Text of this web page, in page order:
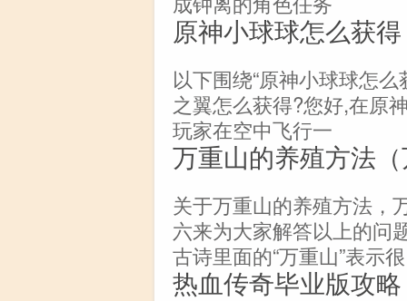
原神小球球怎么获得
以下围绕“原神小球球怎
之翼怎么获得?您好,在原
玩家在空中飞行一
万重山的养殖方法
关于万重山的养殖方法，
六来为大家解答以上的问
古诗里面的“万重山”表示很
热血传奇毕业版攻略